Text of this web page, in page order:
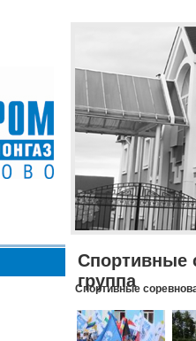
Спортивные
группа
Спортивные